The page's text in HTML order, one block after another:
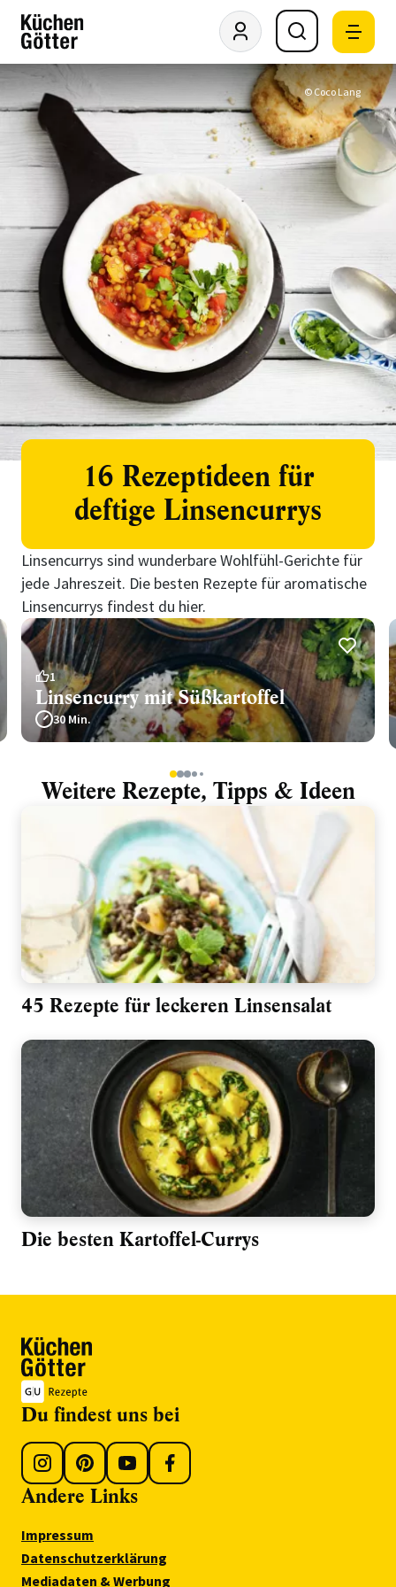
© Coco Lang
16 Rezeptideen für
deftige Linsencurrys
Linsencurrys sind wunderbare Wohlfühl-Gerichte für
jede Jahreszeit. Die besten Rezepte für aromatische
Linsencurrys findest du hier.
1
Linsencurry mit Süßkartoffel
30 Min.
1234 5
Weitere Rezepte, Tipps & Ideen
45 Rezepte für leckeren Linsensalat
Die besten Kartoffel-Currys
Du findest uns bei
Andere Links
Impressum
Datenschutzerklärung
Mediadaten & Werbung